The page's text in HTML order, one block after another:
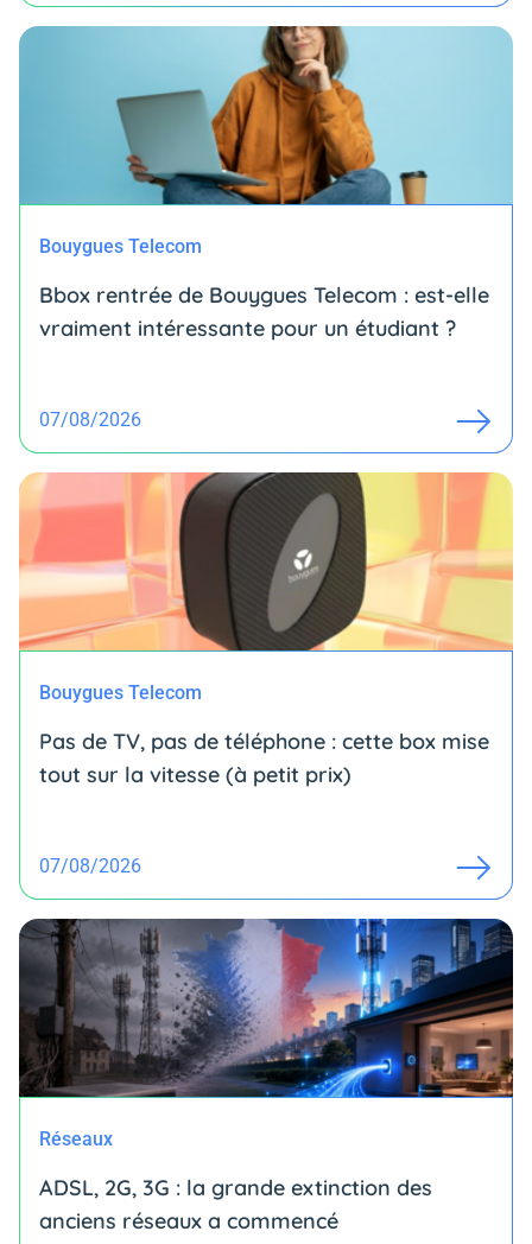
Bouygues Telecom
Bbox rentrée de Bouygues Telecom : est-elle
vraiment intéressante pour un étudiant ?
07/08/2026
Bouygues Telecom
Pas de TV, pas de téléphone : cette box mise
tout sur la vitesse (à petit prix)
07/08/2026
Réseaux
ADSL, 2G, 3G : la grande extinction des
anciens réseaux a commencé